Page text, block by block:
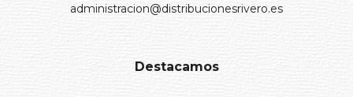
administracion@distribucionesrivero.es
Destacamos